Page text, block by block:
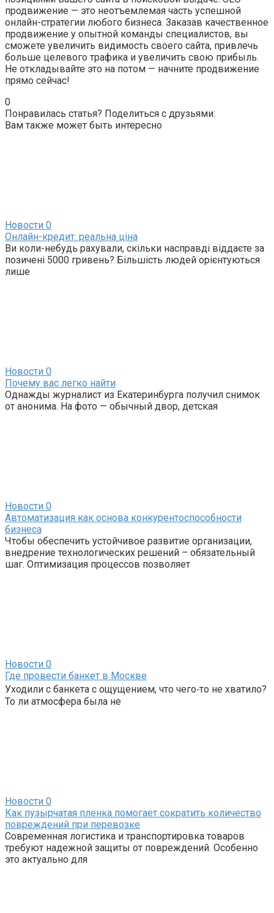
продвижение — это неотъемлемая часть успешной
онлайн-стратегии любого бизнеса. Заказав качественное
продвижение у опытной команды специалистов, вы
сможете увеличить видимость своего сайта, привлечь
больше целевого трафика и увеличить свою прибыль.
Не откладывайте это на потом — начните продвижение
прямо сейчас!
0
Понравилась статья? Поделиться с друзьями:
Вам также может быть интересно
Новости 0
Онлайн-кредит: реальна ціна
Ви коли-небудь рахували, скільки насправді віддаєте за
позичені 5000 гривень? Більшість людей орієнтуються
лише
Новости 0
Почему вас легко найти
Однажды журналист из Екатеринбурга получил снимок
от анонима. На фото — обычный двор, детская
Новости 0
Автоматизация как основа конкурентоспособности
бизнеса
Чтобы обеспечить устойчивое развитие организации,
внедрение технологических решений – обязательный
шаг. Оптимизация процессов позволяет
Новости 0
Где провести банкет в Москве
Уходили с банкета с ощущением, что чего‑то не хватило?
То ли атмосфера была не
Новости 0
Как пузырчатая пленка помогает сократить количество
повреждений при перевозке
Современная логистика и транспортировка товаров
требуют надежной защиты от повреждений. Особенно
это актуально для